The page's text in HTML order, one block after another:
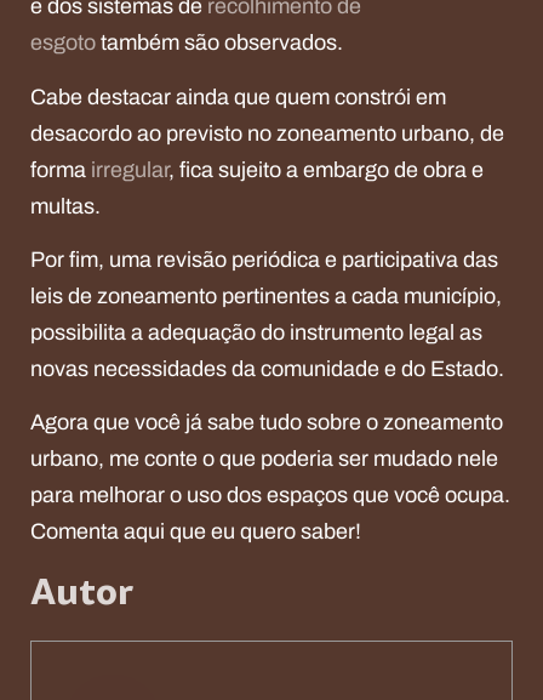
e dos sistemas de recolhimento de
esgoto também são observados.
Cabe destacar ainda que quem constrói em
desacordo ao previsto no zoneamento urbano, de
forma irregular, fica sujeito a embargo de obra e
multas.
Por fim, uma revisão periódica e participativa das
leis de zoneamento pertinentes a cada município,
possibilita a adequação do instrumento legal as
novas necessidades da comunidade e do Estado.
Agora que você já sabe tudo sobre o zoneamento
urbano, me conte o que poderia ser mudado nele
para melhorar o uso dos espaços que você ocupa.
Comenta aqui que eu quero saber!
Autor